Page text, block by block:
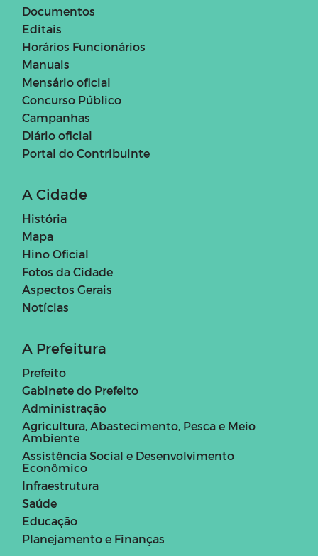
Documentos
Editais
Horários Funcionários
Manuais
Mensário oficial
Concurso Público
Campanhas
Diário oficial
Portal do Contribuinte
A Cidade
História
Mapa
Hino Oficial
Fotos da Cidade
Aspectos Gerais
Notícias
A Prefeitura
Prefeito
Gabinete do Prefeito
Administração
Agricultura, Abastecimento, Pesca e Meio
Ambiente
Assistência Social e Desenvolvimento
Econômico
Infraestrutura
Saúde
Educação
Planejamento e Finanças